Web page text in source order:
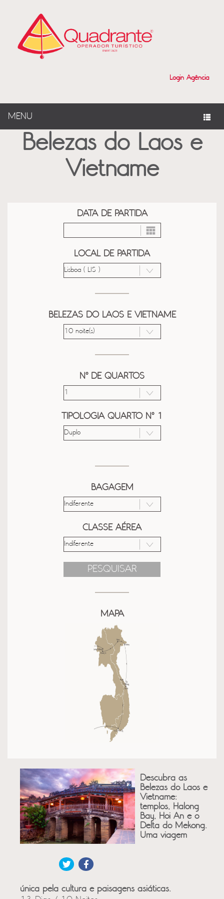
Login Agência
MENU
Belezas do Laos e
Vietname
DATA DE PARTIDA
LOCAL DE PARTIDA
BELEZAS DO LAOS E VIETNAME
Nº DE QUARTOS
TIPOLOGIA QUARTO Nº 1
BAGAGEM
CLASSE AÉREA
PESQUISAR
MAPA
Descubra as
Belezas do Laos e
Vietname:
templos, Halong
Bay, Hoi An e o
Delta do Mekong.
Uma viagem
única pela cultura e paisagens asiáticas.